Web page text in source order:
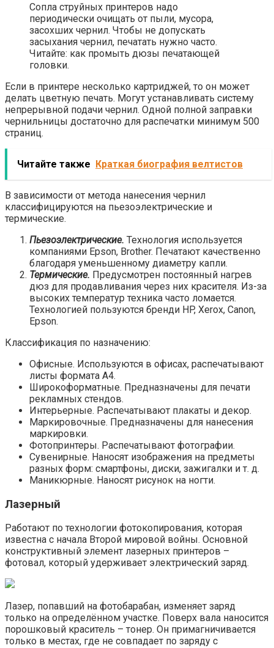
Сопла струйных принтеров надо
периодически очищать от пыли, мусора,
засохших чернил. Чтобы не допускать
засыхания чернил, печатать нужно часто.
Читайте: как промыть дюзы печатающей
головки.
Если в принтере несколько картриджей, то он может
делать цветную печать. Могут устанавливать систему
непрерывной подачи чернил. Одной полной заправки
чернильницы достаточно для распечатки минимум 500
страниц.
Читайте также Краткая биография велтистов
В зависимости от метода нанесения чернил
классифицируются на пьезоэлектрические и
термические.
Пьезоэлектрические. Технология используется
компаниями Epson, Brother. Печатают качественно
благодаря уменьшенному диаметру капли.
Термические. Предусмотрен постоянный нагрев
дюз для продавливания через них красителя. Из-за
высоких температур техника часто ломается.
Технологией пользуются бренди HP, Xerox, Canon,
Epson.
Классификация по назначению:
Офисные. Используются в офисах, распечатывают
листы формата А4.
Широкоформатные. Предназначены для печати
рекламных стендов.
Интерьерные. Распечатывают плакаты и декор.
Маркировочные. Предназначены для нанесения
маркировки.
Фотопринтеры. Распечатывают фотографии.
Сувенирные. Наносят изображения на предметы
разных форм: смартфоны, диски, зажигалки и т. д.
Маникюрные. Наносят рисунок на ногти.
Лазерный
Работают по технологии фотокопирования, которая
известна с начала Второй мировой войны. Основной
конструктивный элемент лазерных принтеров –
фотовал, который удерживает электрический заряд.
Лазер, попавший на фотобарабан, изменяет заряд
только на определённом участке. Поверх вала наносится
порошковый краситель – тонер. Он примагничивается
только в местах, где не совпадает по заряду с